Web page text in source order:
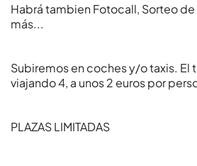
Habrá tambien Fotocall, Sorteo de
más...
Subiremos en coches y/o taxis. El
viajando 4, a unos 2 euros por
PLAZAS LIMITADAS